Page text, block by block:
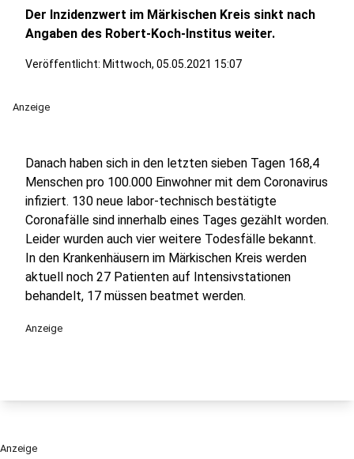
Der Inzidenzwert im Märkischen Kreis sinkt nach
Angaben des Robert-Koch-Institus weiter.
Veröffentlicht: Mittwoch, 05.05.2021 15:07
Anzeige
Danach haben sich in den letzten sieben Tagen 168,4
Menschen pro 100.000 Einwohner mit dem Coronavirus
infiziert. 130 neue labor-technisch bestätigte
Coronafälle sind innerhalb eines Tages gezählt worden.
Leider wurden auch vier weitere Todesfälle bekannt.
In den Krankenhäusern im Märkischen Kreis werden
aktuell noch 27 Patienten auf Intensivstationen
behandelt, 17 müssen beatmet werden.
Anzeige
Anzeige